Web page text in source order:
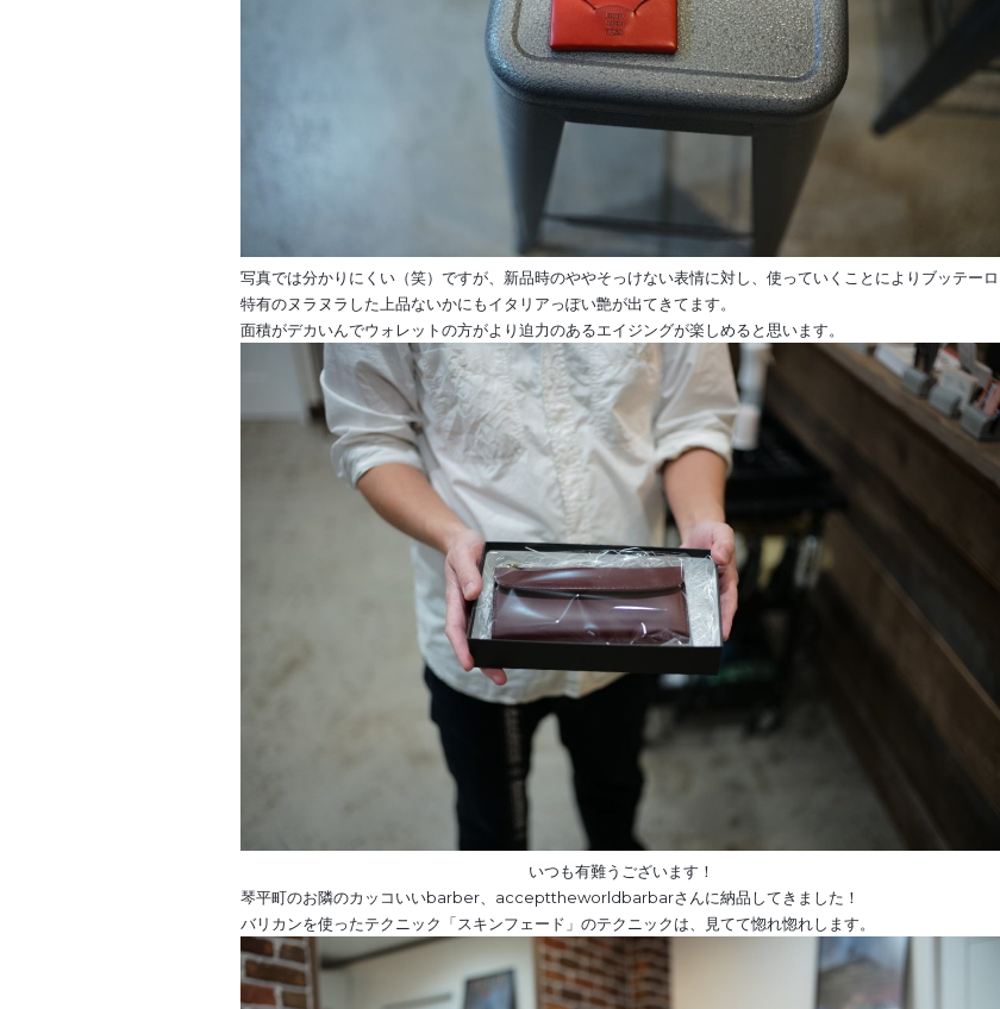
写真では分かりにくい（笑）ですが、新品時のややそっけない表情に対し、使っていくことによりブッテーロ
特有のヌラヌラした上品ないかにもイタリアっぽい艶が出てきてます。
面積がデカいんでウォレットの方がより迫力のあるエイジングが楽しめると思います。
いつも有難うございます！
琴平町のお隣のカッコいいbarber、accepttheworldbarbarさんに納品してきました！
バリカンを使ったテクニック「スキンフェード」のテクニックは、見てて惚れ惚れします。